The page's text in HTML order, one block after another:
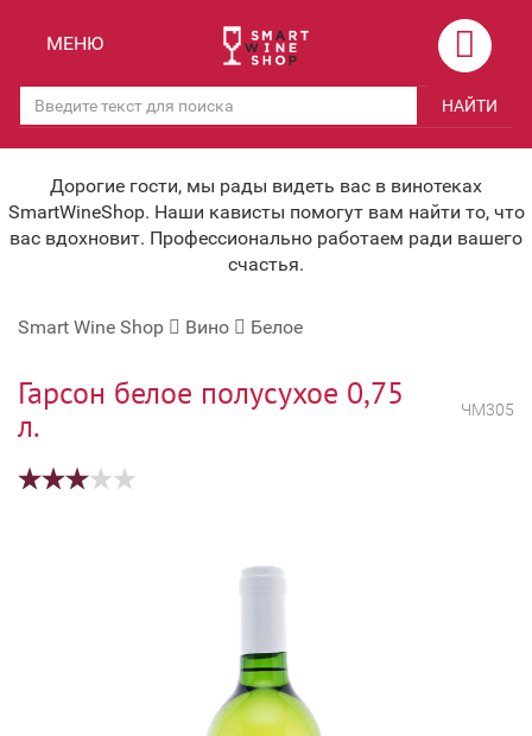
Скидки
Мероприятия
Корпоративным клиентам
Под заказ
Бонусная система
Наша команда
关于我们
Вино крепленое
Вино игристое и Шампанское
Вино безалкогольное
Бренди, Коньяк, Арманьяк
Виски и Бурбон
Пиво и слабоалк. напитки
Ликер
Продукты, Посуда, Аксессуары
МЕНЮ
НАЙТИ
Дорогие гости, мы рады видеть вас в винотеках
SmartWineShop. Наши кависты помогут вам найти то, что
вас вдохновит. Профессионально работаем ради вашего
счастья.
Smart Wine Shop Вино Белое
Гарсон белое полусухое 0,75
л.
ЧМ305